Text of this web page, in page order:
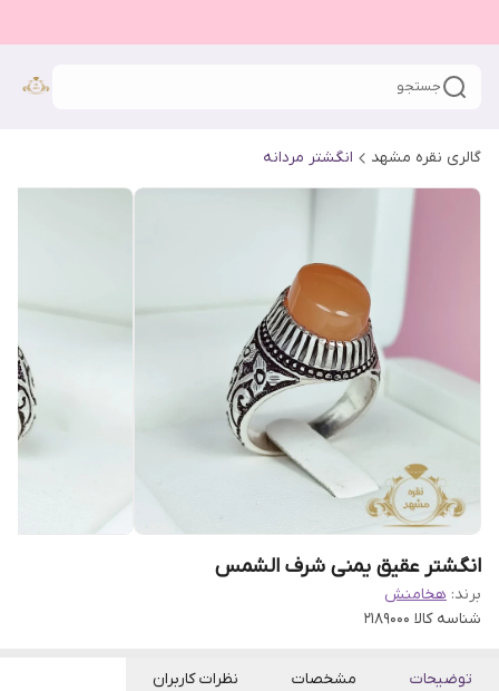
جستجو
گالری نقره مشهد انگشتر مردانه
انگشتر عقیق یمنی شرف الشمس
برند: هخامنش
شناسه کالا 2189000
توضیحات مشخصات نظرات کاربران